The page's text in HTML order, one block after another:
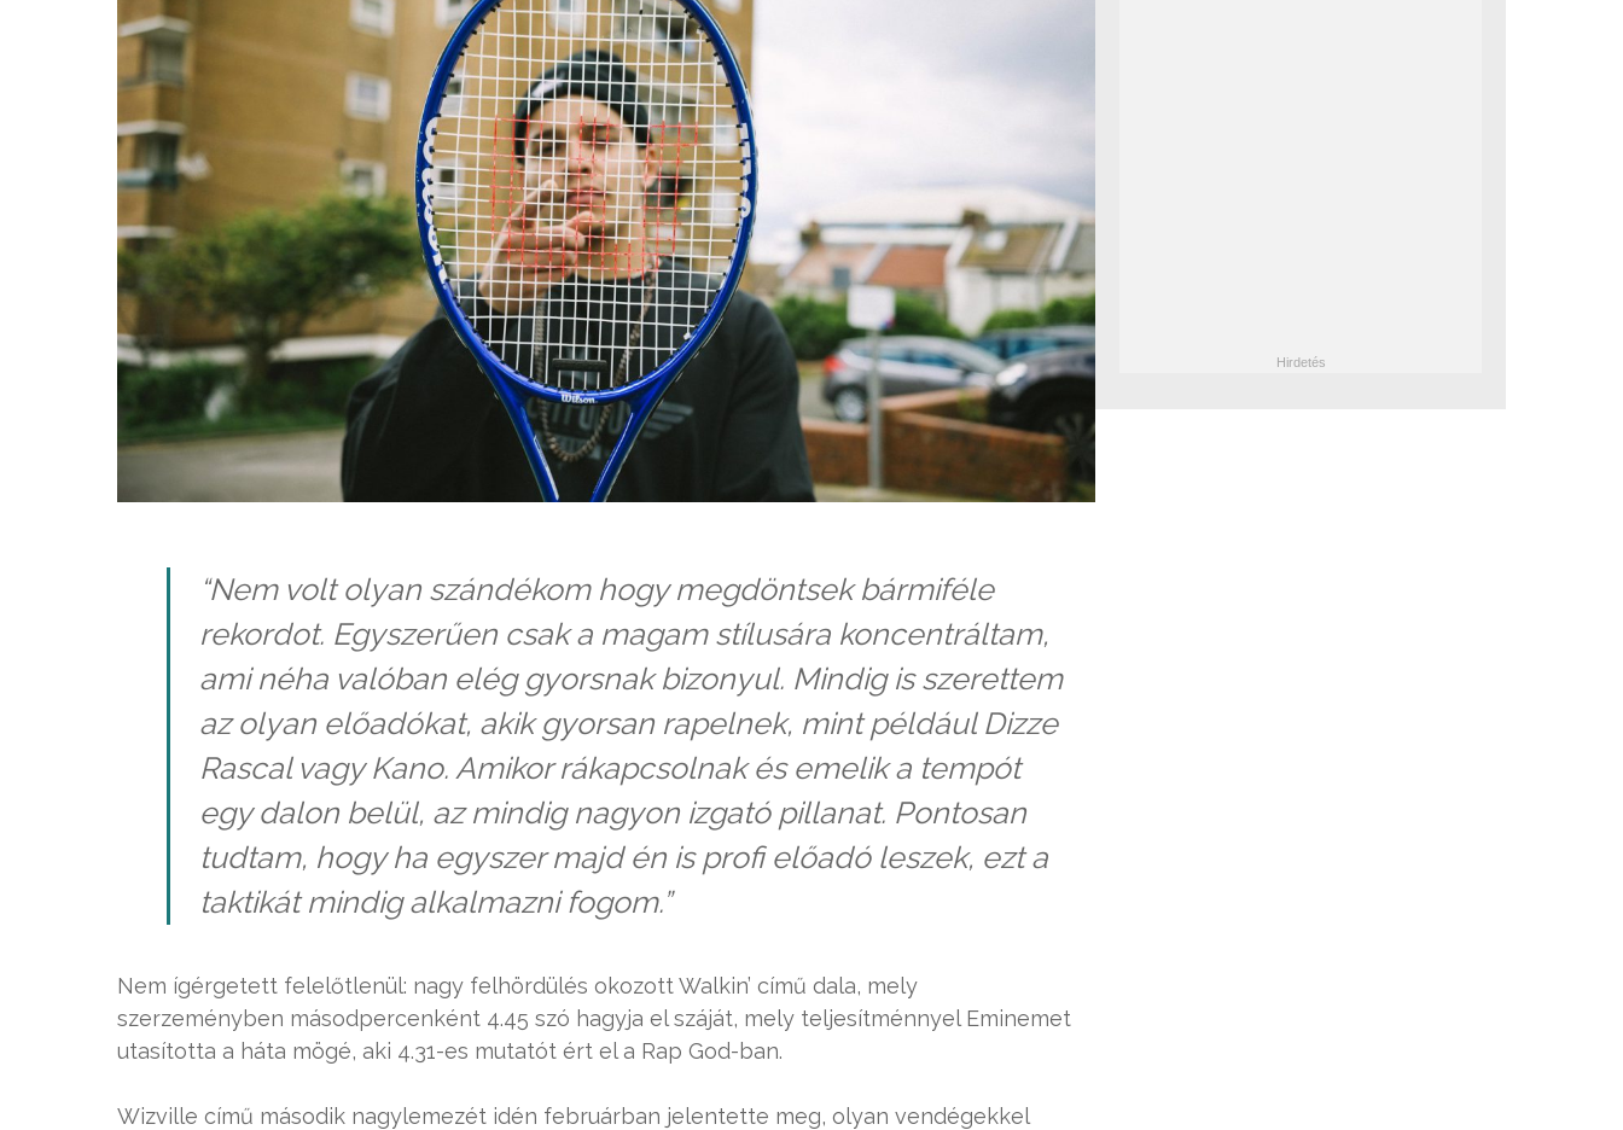
“Nem volt olyan szándékom hogy megdöntsek bármiféle
rekordot. Egyszerűen csak a magam stílusára koncentráltam,
ami néha valóban elég gyorsnak bizonyul. Mindig is szerettem
az olyan előadókat, akik gyorsan rapelnek, mint például Dizze
Rascal vagy Kano. Amikor rákapcsolnak és emelik a tempót
egy dalon belül, az mindig nagyon izgató pillanat. Pontosan
tudtam, hogy ha egyszer majd én is profi előadó leszek, ezt a
taktikát mindig alkalmazni fogom.”
Nem ígérgetett felelőtlenül: nagy felhördülés okozott Walkin’ című dala, mely
szerzeményben másodpercenként 4.45 szó hagyja el száját, mely teljesítménnyel Eminemet
utasította a háta mögé, aki 4.31-es mutatót ért el a Rap God-ban.
Wizville című második nagylemezét idén februárban jelentette meg, olyan vendégekkel